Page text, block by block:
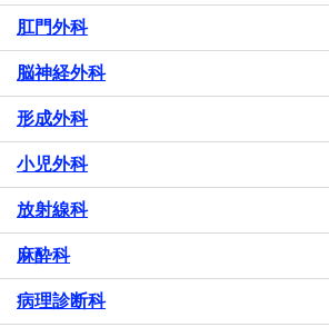
肛門外科
脳神経外科
形成外科
小児外科
放射線科
麻酔科
病理診断科